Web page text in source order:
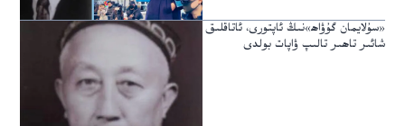
«سۇلايمان گۇۋاھ»نىڭ ئاپتورى، ئاتاقلىق
شائىر تاھىر تالىپ ۋاپات بولدى